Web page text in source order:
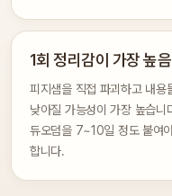
1회 정리감이 가장 높음
피지샘을 직접 파괴하고 내용
낮아질 가능성이 가장 높습
듀오덤을 7~10일 정도 붙여
합니다.